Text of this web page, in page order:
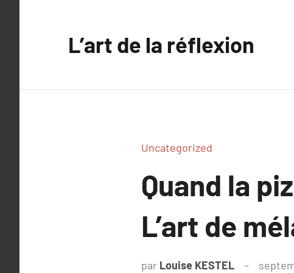
L’art de la réflexion
Uncategorized
Quand la
L’art de
par Louise KESTEL